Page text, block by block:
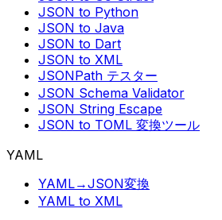
JSON to Python
JSON to Java
JSON to Dart
JSON to XML
JSONPath テスター
JSON Schema Validator
JSON String Escape
JSON to TOML 変換ツール
YAML
YAML→JSON変換
YAML to XML